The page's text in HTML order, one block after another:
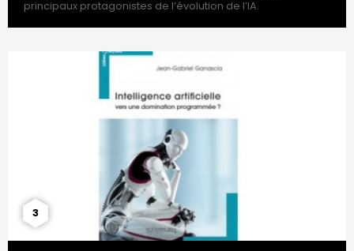
principaux protagonistes de l’évolution de l’IA.
3